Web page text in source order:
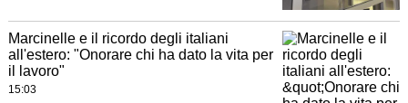
Marcinelle e il ricordo degli italiani
all'estero: "Onorare chi ha dato la vita per
il lavoro"
15:03